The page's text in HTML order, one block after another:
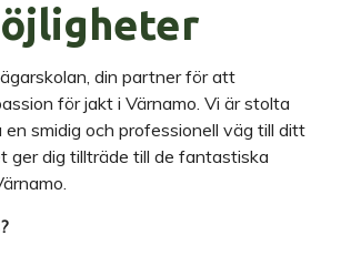
din partner för att
för jakt i Värnamo. Vi är stolta
smidig och professionell väg till ditt
ger dig tillträde till de fantastiska